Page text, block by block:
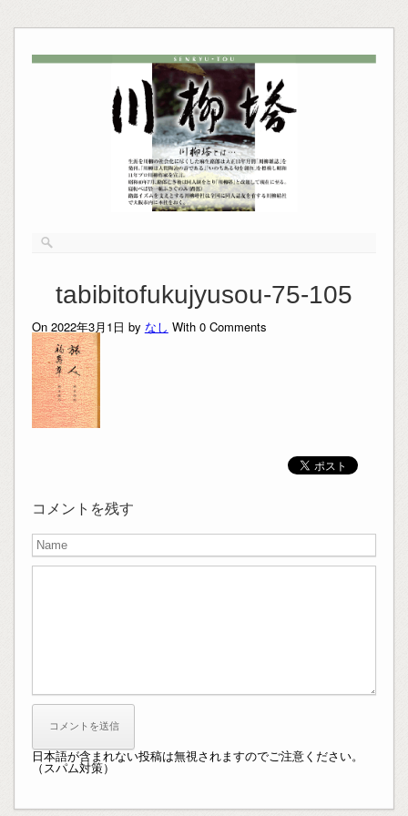
tabibitofukujyusou-75-105
On 2022年3月1日 by なし With 0Comments
コメントを残す
日本語が含まれない投稿は無視されますのでご注意ください。
（スパム対策）